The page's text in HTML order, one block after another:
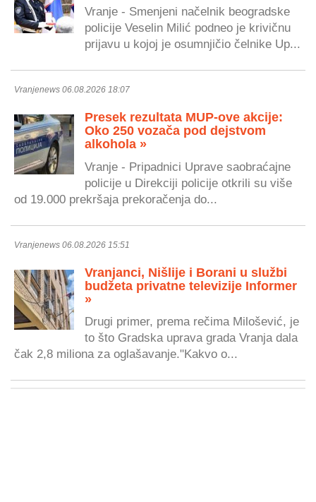
Vranje - Smenjeni načelnik beogradske
policije Veselin Milić podneo je krivičnu
prijavu u kojoj je osumnjičio čelnike Up...
Vranjenews 06.08.2026 18:07
Presek rezultata MUP-ove akcije:
Oko 250 vozača pod dejstvom
alkohola »
Vranje - Pripadnici Uprave saobraćajne
policije u Direkciji policije otkrili su više
od 19.000 prekršaja prekoračenja do...
Vranjenews 06.08.2026 15:51
Vranjanci, Nišlije i Borani u službi
budžeta privatne televizije Informer
»
Drugi primer, prema rečima Milošević, je
to što Gradska uprava grada Vranja dala
čak 2,8 miliona za oglašavanje."Kakvo o...